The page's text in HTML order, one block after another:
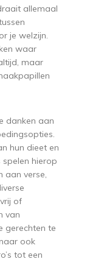
allemaal
je welzijn.
waar
maar
danken aan
hun dieet en
spelen hierop
aan verse,
of
van
gerechten te
ook
tot een